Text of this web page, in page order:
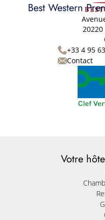
Best Western
20220
+33 4 95
Contact
Votre